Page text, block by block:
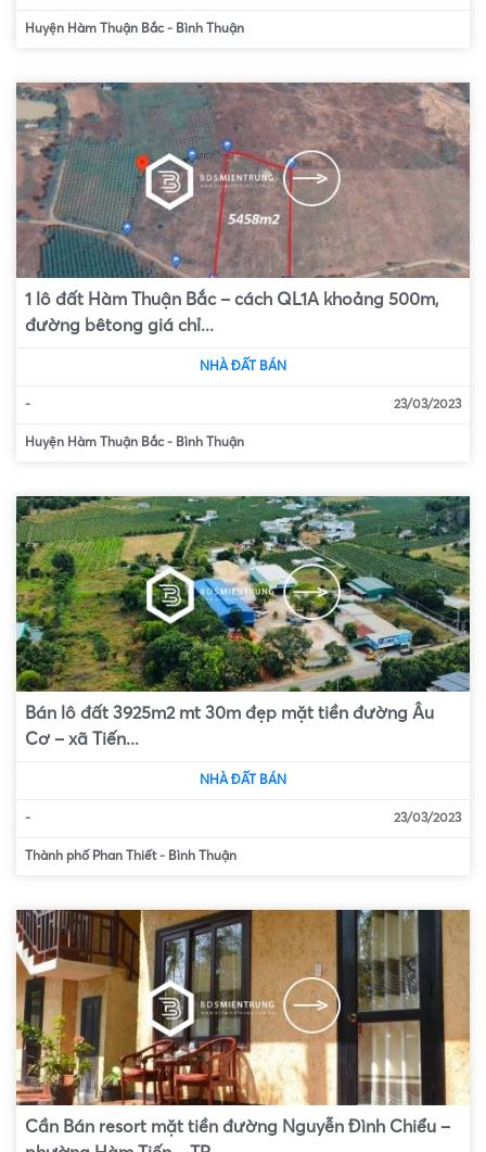
Huyện Hàm Thuận Bắc - Bình Thuận
1 lô đất Hàm Thuận Bắc – cách QL1A khoảng 500m,
đường bêtong giá chỉ...
NHÀ ĐẤT BÁN
- 23/03/2023
Huyện Hàm Thuận Bắc - Bình Thuận
Bán lô đất 3925m2 mt 30m đẹp mặt tiền đường Âu
Cơ – xã Tiến...
NHÀ ĐẤT BÁN
- 23/03/2023
Thành phố Phan Thiết - Bình Thuận
Cần Bán resort mặt tiền đường Nguyễn Đình Chiểu –